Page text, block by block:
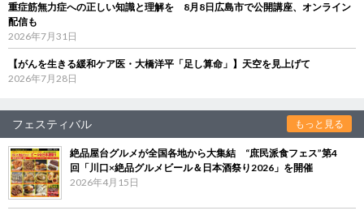
重症筋無力症への正しい知識と理解を 8月8日広島市で公開講座、オンライン
配信も
2026年7月31日
【がんを生きる緩和ケア医・大橋洋平「足し算命」】天空を見上げて
2026年7月28日
フェスティバル もっと見る
絶品屋台グルメが全国各地から大集結 “庶民派食フェス”第4
回「川口×絶品グルメビール＆日本酒祭り2026」を開催
2026年4月15日